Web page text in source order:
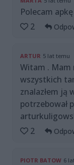
Polecam
2
ARTUR 5 lat temu
Witam . Mam
wszystkich
znalazłem ją
potrzebował
2
PIOTR BATOW 6